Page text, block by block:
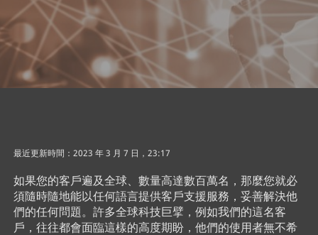
最近更新時間：2023 年 3 月 7 日，23:17
如果您的客戶遍及全球、數量高達數百萬名，那麼您就必
須隨時隨地能以任何語言提供客戶支援服務，妥善解決他
們的任何問題。許多全球科技巨擘，例如我們的這名客
戶，往往都會面臨這樣的高度期盼，他們的使用者無不希